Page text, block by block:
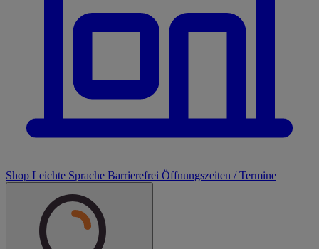
Shop Leichte Sprache Barrierefrei Öffnungszeiten / Termine